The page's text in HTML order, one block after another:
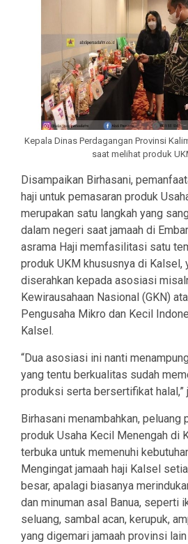
Kepala Dinas Perdagangan Provinsi
saat melihat produk
Disampaikan Birhasani,
haji untuk pemasaran produk
merupakan satu langkah yang
dalam negeri saat jamaah di
asrama Haji memfasilitasi satu
produk UKM khususnya di Kalsel,
diserahkan kepada asosiasi
Kewirausahaan Nasional (GKN)
Pengusaha Mikro dan Kecil
Kalsel.
“Dua asosiasi ini nanti
yang tentu berkualitas sudah
produksi serta bersertifikat halal,”
Birhasani menambahkan,
produk Usaha Kecil Menengah di
terbuka untuk memenuhi
Mengingat jamaah haji Kalsel
besar, apalagi biasanya
dan minuman asal Banua, seperti
seluang, sambal acan, kerupuk,
yang digemari jamaah provinsi